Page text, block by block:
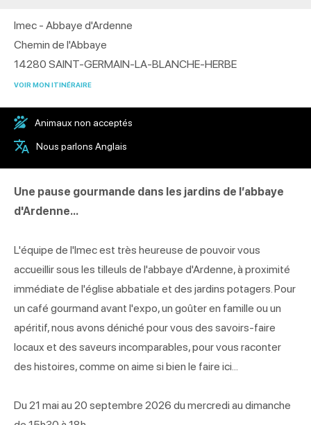
Imec - Abbaye d'Ardenne
Chemin de l'Abbaye
14280 SAINT-GERMAIN-LA-BLANCHE-HERBE
VOIR MON ITINÉRAIRE
Animaux non acceptés
Nous parlons Anglais
Une pause gourmande dans les jardins de l’abbaye
d'Ardenne...
L'équipe de l'Imec est très heureuse de pouvoir vous
accueillir sous les tilleuls de l'abbaye d'Ardenne, à proximité
immédiate de l'église abbatiale et des jardins potagers. Pour
un café gourmand avant l'expo, un goûter en famille ou un
apéritif, nous avons déniché pour vous des savoirs-faire
locaux et des saveurs incomparables, pour vous raconter
des histoires, comme on aime si bien le faire ici...
Du 21 mai au 20 septembre 2026 du mercredi au dimanche